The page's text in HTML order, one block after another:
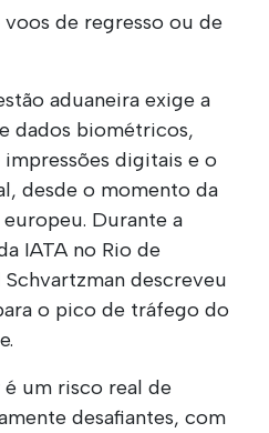
de regresso ou de
aduaneira exige a
dados biométricos,
digitais e o
desde o momento da
Durante a
IATA no Rio de
descreveu
o pico de tráfego do
é um risco real de
desafiantes, com